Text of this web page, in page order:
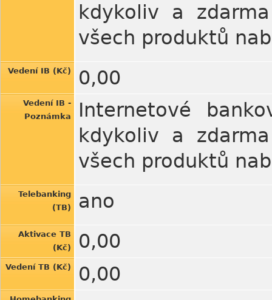
kdykoliv a
všech produktů
Vedení IB (Kč) 0,00
Vedení IB -
Poznámka
Internetové
kdykoliv a
všech produktů
Telebanking
(TB)
ano
Aktivace TB
(Kč)
0,00
Vedení TB (Kč) 0,00